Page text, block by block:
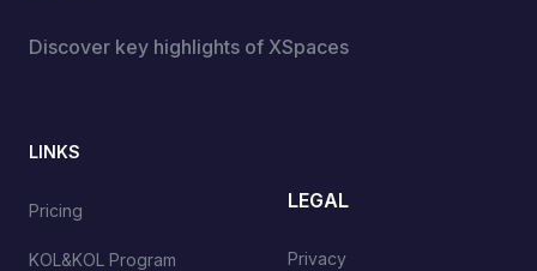
Discover key highlights of XSpaces
LINKS
Pricing
KOL&KOL Program
LEGAL
Privacy